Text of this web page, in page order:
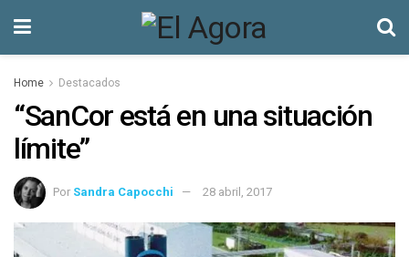
Home Destacados
“SanCor está en una situación
límite”
Por Sandra Capocchi 28 abril, 2017